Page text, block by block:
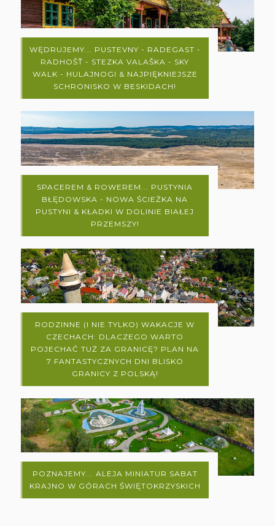
WĘDRUJEMY... PUSTEVNY - RADEGAST -
RADHOŠŤ - STEZKA VALAŠKA - SKY
WALK - HULAJNOGI & NAJPIĘKNIEJSZE
SCHRONISKO W BESKIDACH!
SPACEREM & ROWEREM... PUSTYNIA
BŁĘDOWSKA - NOWA ŚCIEŻKA NA
PUSTYNI & KŁADKI W DOLINIE BIAŁEJ
PRZEMSZY!
RODZINNE (I NIE TYLKO) WAKACJE W
CZECHACH: DLACZEGO WARTO
POJECHAĆ TUŻ ZA GRANICĘ? PLAN NA
7 FANTASTYCZNYCH DNI BLISKO
GRANICY Z POLSKĄ!
POZNAJEMY... ALEJA MINIATUR SABAT
KRAJNO W GÓRACH ŚWIĘTOKRZYSKICH